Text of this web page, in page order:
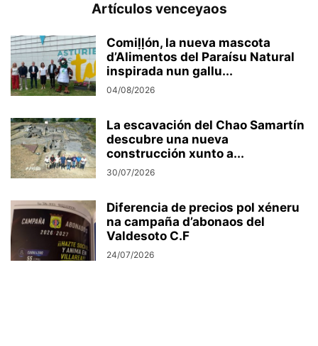
Artículos venceyaos
Comiḷḷón, la nueva mascota
d’Alimentos del Paraísu Natural
inspirada nun gallu...
04/08/2026
La escavación del Chao Samartín
descubre una nueva
construcción xunto a...
30/07/2026
Diferencia de precios pol xéneru
na campaña d’abonaos del
Valdesoto C.F
24/07/2026